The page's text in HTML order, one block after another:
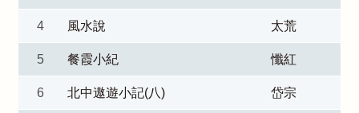
4 風水說 太荒
5 餐霞小紀 懺紅
6 北中遨遊小記(八) 岱宗